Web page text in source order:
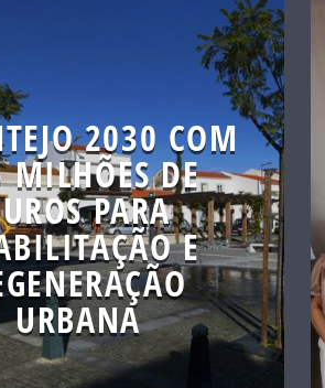
2030 COM
DE
PARA
E
URBANA